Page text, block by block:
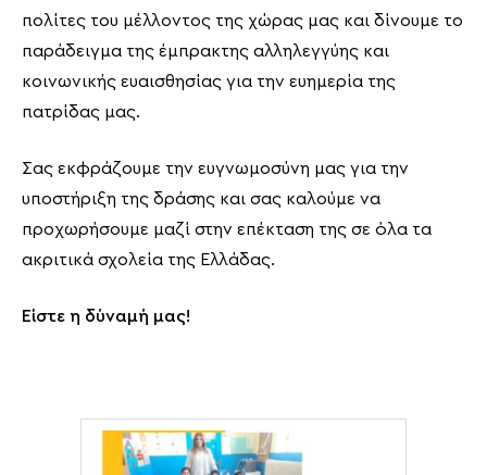
πολίτες του μέλλοντος της χώρας μας και δίνουμε το
παράδειγμα της έμπρακτης αλληλεγγύης και
κοινωνικής ευαισθησίας για την ευημερία της
πατρίδας μας.
Σας εκφράζουμε την ευγνωμοσύνη μας για την
υποστήριξη της δράσης και σας καλούμε να
προχωρήσουμε μαζί στην επέκταση της σε όλα τα
ακριτικά σχολεία της Ελλάδας.
Είστε η δύναμή μας!